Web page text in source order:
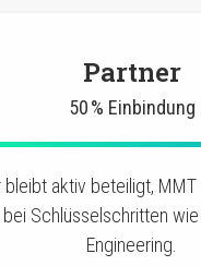
Partner
50 % Einbindung
bleibt aktiv beteiligt,
bei Schlüsselschritten
Engineering.